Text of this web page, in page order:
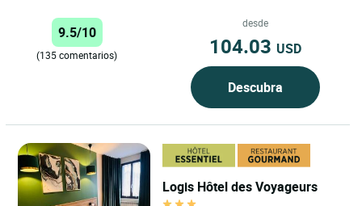
Logis Hôtel du...
9.5/10
(135 comentarios)
desde
104.03 USD
Descubra
Logis Hôtel des Voyageurs